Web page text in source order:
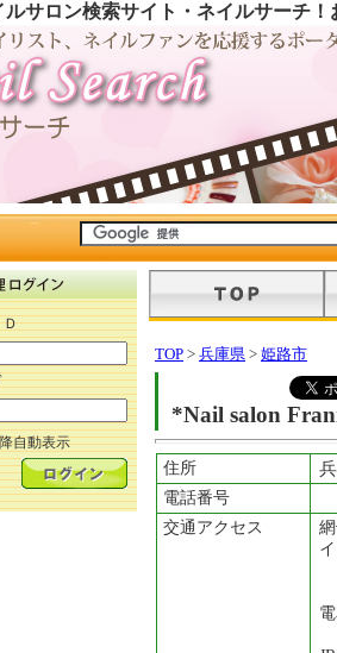
ルサロン検索サイト・ネイルサーチ
Ｄ
自動表示
TOP > 兵庫県 > 姫路市
*Nail salon
住所
電話番号
交通アクセス